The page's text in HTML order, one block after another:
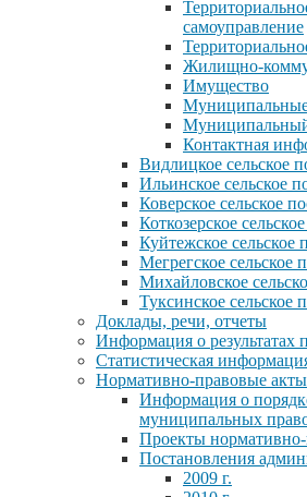
самоуправление
Жилищно-
Имущество
Контактная
Видлицкое сельское
Ильинское сельское
Коверское сельское
Коткозерское
Куйтежское сельское
Мегрегское сельское
Михайловское
Туксинское сельское
Доклады, речи, отчеты
Информация о результатах
Статистическая
Нормативно-правовые акты
Информация о
муниципальных
Проекты
Постановления
2009 г.